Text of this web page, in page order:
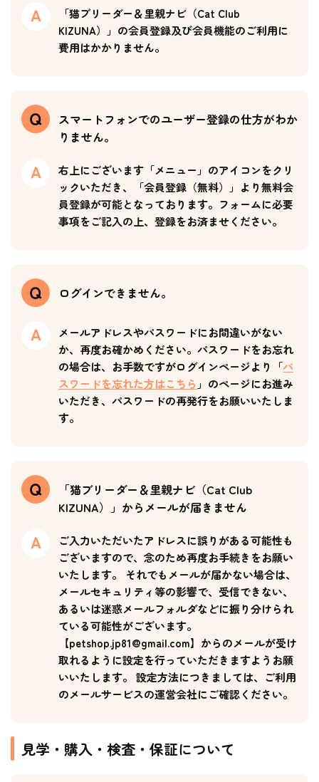
「猫ブリーダー＆里親ナビ（Cat Club
KIZUNA）」の会員登録及び会員機能のご利用に
費用はかかりません。
スマートフォンでのユーザー登録の仕方がわか
りません。
右上にございます「メニュー」のアイコンをクリ
ックいただき、「会員登録（無料）」より無料会
員登録が可能となっております。フォームに必要
事項をご記入の上、登録をお済ませください。
ログインできません。
メールアドレスやパスワードにお間違いがない
か、再度お確かめください。パスワードをお忘れ
の場合は、お手数ですがログインページより「パ
スワードを忘れた方はこちら 」のページにお進み
いただき、パスワードの再発行をお願いいたしま
す。
「猫ブリーダー＆里親ナビ（Cat Club
KIZUNA）」からメールが届きません
ご入力いただいたアドレスに誤りがある可能性も
ございますので、念のため再度お手続きをお願い
いたします。 それでもメールが届かない場合は、
メールセキュリティ等の影響で、受信できない、
あるいは迷惑メールフォルダなどに振り分けられ
ている可能性がございます。
【petshop.jp81@gmail.com】からのメールが受け
取れるように設定を行っていただきますようお願
いいたします。 設定方法につきましては、ご利用
のメールサービスの運営会社にご確認ください。
見学・購入・検査・保証について